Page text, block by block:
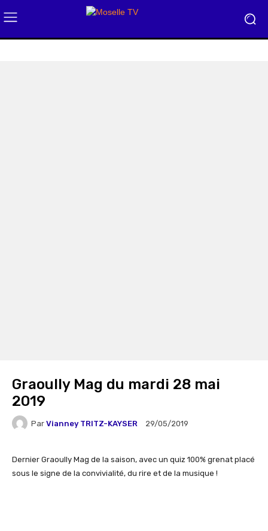
Graoully Mag du mardi 28 mai
2019
Par Vianney TRITZ-KAYSER 29/05/2019
Dernier Graoully Mag de la saison, avec un quiz 100% grenat placé
sous le signe de la convivialité, du rire et de la musique !